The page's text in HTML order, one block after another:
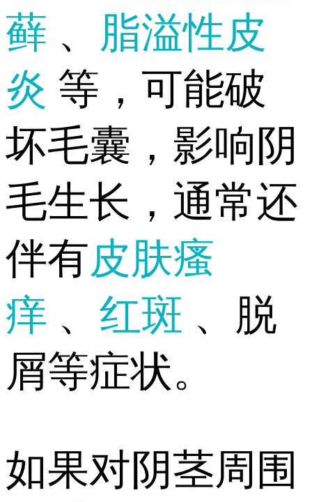
藓 、 脂溢性皮
炎 等，可能破
坏毛囊，影响阴
毛生长，通常还
伴有皮肤瘙
痒 、 红斑 、脱
屑等症状。
如果对阴茎周围